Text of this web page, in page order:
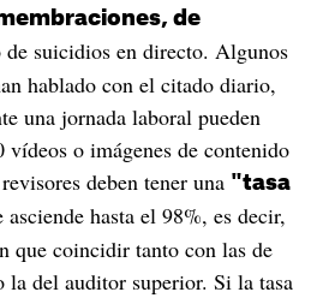
de
suicidios en directo. Algunos
hablado con el citado diario,
una jornada laboral pueden
o imágenes de contenido
deben tener una "tasa
asciende hasta el 98%, es decir,
que coincidir tanto con las de
la del auditor superior. Si la tasa